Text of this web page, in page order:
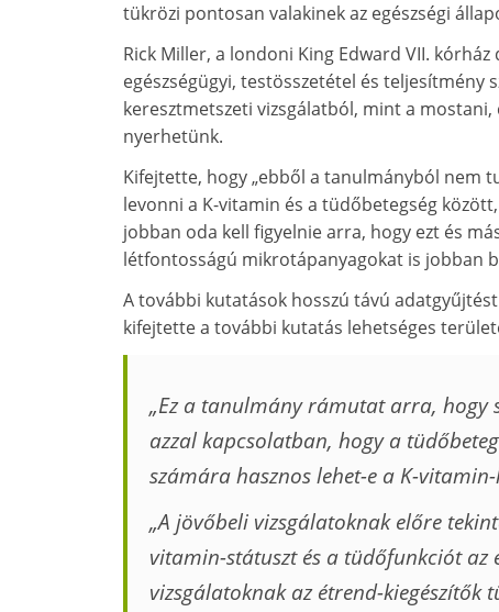
tükrözi pontosan valakinek az egészségi
Rick Miller, a londoni King Edward VII.
egészségügyi, testösszetétel és teljesítmény
keresztmetszeti vizsgálatból, mint a
nyerhetünk.
Kifejtette, hogy „ebből a tanulmányból nem
levonni a K-vitamin és a tüdőbetegség
jobban oda kell figyelnie arra, hogy ezt és
létfontosságú mikrotápanyagokat is jobban
A további kutatások hosszú távú
kifejtette a további kutatás lehetséges
„Ez a tanulmány rámutat arra, hogy
azzal kapcsolatban, hogy a
számára hasznos lehet-e a K-vitamin-
„A jövőbeli vizsgálatoknak előre
vitamin-státuszt és a tüdőfunkciót az
vizsgálatoknak az étrend-